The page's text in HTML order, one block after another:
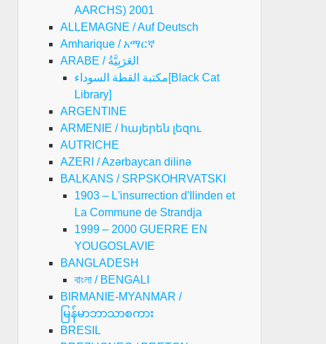
AARCHS) 2001
ALLEMAGNE / Auf Deutsch
Amharique / አማርኛ
ARABE / العَرَبِيَّةُ
مكتبة القطة السوداء[Black Cat
Library]
ARGENTINE
ARMENIE / հայերեն լեզու
AUTRICHE
AZERI / Azərbaycan dilinə
BALKANS / SRPSKOHRVATSKI
1903 – L'insurrection d'Ilinden et
La Commune de Strandja
1999 – 2000 GUERRE EN
YOUGOSLAVIE
BANGLADESH
বাংলা / BENGALI
BIRMANIE-MYANMAR /
မြန်မာဘာသာစကား
BRESIL